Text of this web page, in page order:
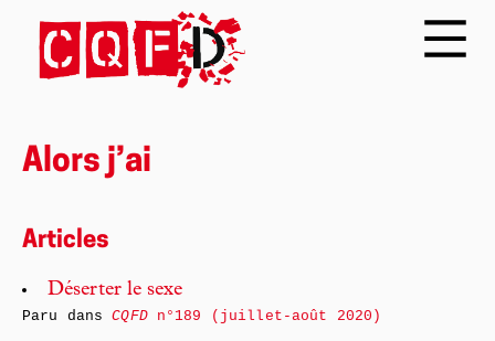
Alors j’ai
Articles
Déserter le sexe
Paru dansCQFDn°189 (juillet-août 2020)